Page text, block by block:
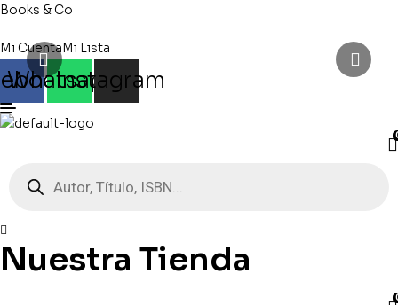
Books & Co
Mi CuentaMi Lista
Whatsapp
Instagram
productos
Nuestra Tienda